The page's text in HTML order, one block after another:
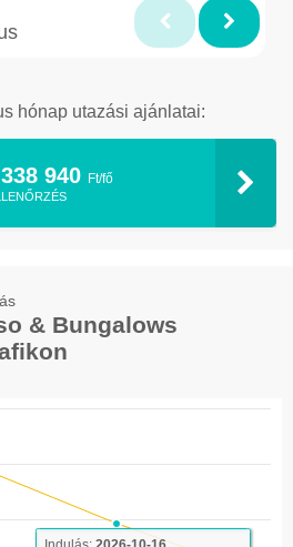
hónap utazási ajánlatai:
338 940 Ft/fő
& Bungalows